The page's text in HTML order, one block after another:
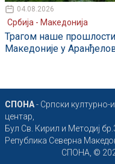
04.08.2026
Србија - Македонија
Трагом наше
Македоније у
СПОНА- Српски
центар,
Бул Св. Кирил и Методиј
Република Северна
СПОНА, ©